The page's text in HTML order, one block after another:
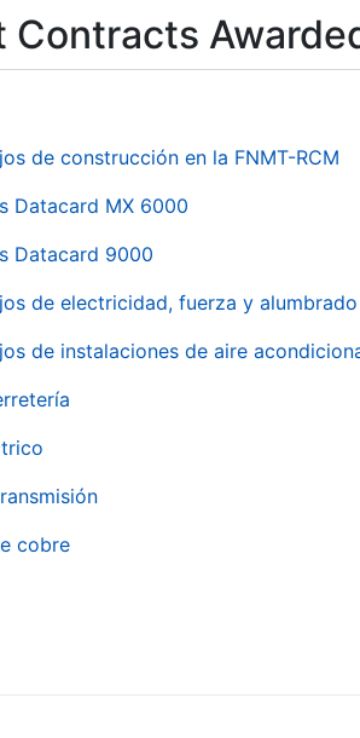
Contracts
de construcción en la FNMT-RCM
Datacard MX 6000
Datacard 9000
de electricidad, fuerza y alumbrado
de instalaciones de aire
cobre